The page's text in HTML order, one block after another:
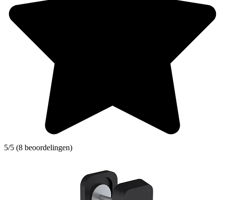
5/5 (8 beoordelingen)